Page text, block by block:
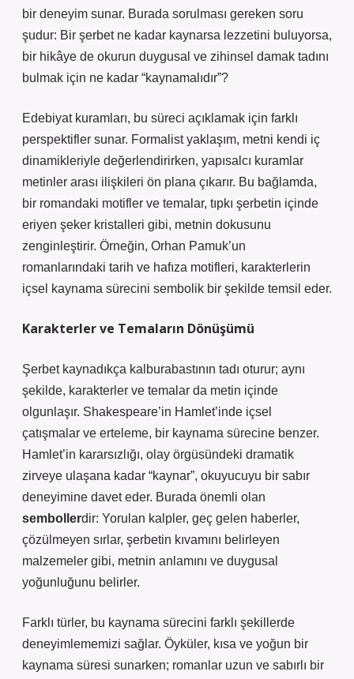
bir deneyim sunar. Burada sorulması gereken soru
şudur: Bir şerbet ne kadar kaynarsa lezzetini buluyorsa,
bir hikâye de okurun duygusal ve zihinsel damak tadını
bulmak için ne kadar “kaynamalıdır”?
Edebiyat kuramları, bu süreci açıklamak için farklı
perspektifler sunar. Formalist yaklaşım, metni kendi iç
dinamikleriyle değerlendirirken, yapısalcı kuramlar
metinler arası ilişkileri ön plana çıkarır. Bu bağlamda,
bir romandaki motifler ve temalar, tıpkı şerbetin içinde
eriyen şeker kristalleri gibi, metnin dokusunu
zenginleştirir. Örneğin, Orhan Pamuk’un
romanlarındaki tarih ve hafıza motifleri, karakterlerin
içsel kaynama sürecini sembolik bir şekilde temsil eder.
Karakterler ve Temaların Dönüşümü
Şerbet kaynadıkça kalburabastının tadı oturur; aynı
şekilde, karakterler ve temalar da metin içinde
olgunlaşır. Shakespeare’in Hamlet’inde içsel
çatışmalar ve erteleme, bir kaynama sürecine benzer.
Hamlet’in kararsızlığı, olay örgüsündeki dramatik
zirveye ulaşana kadar “kaynar”, okuyucuyu bir sabır
deneyimine davet eder. Burada önemli olan
sembollerdir: Yorulan kalpler, geç gelen haberler,
çözülmeyen sırlar, şerbetin kıvamını belirleyen
malzemeler gibi, metnin anlamını ve duygusal
yoğunluğunu belirler.
Farklı türler, bu kaynama sürecini farklı şekillerde
deneyimlememizi sağlar. Öyküler, kısa ve yoğun bir
kaynama süresi sunarken; romanlar uzun ve sabırlı bir